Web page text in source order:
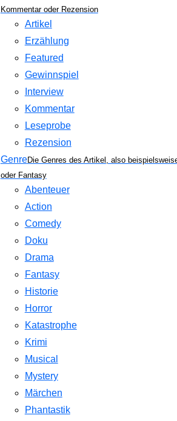
Kommentar oder Rezension
Artikel
Erzählung
Featured
Gewinnspiel
Interview
Kommentar
Leseprobe
Rezension
GenreDie Genres des Artikel, also
oder Fantasy
Abenteuer
Action
Comedy
Doku
Drama
Fantasy
Historie
Horror
Katastrophe
Krimi
Musical
Mystery
Märchen
Phantastik